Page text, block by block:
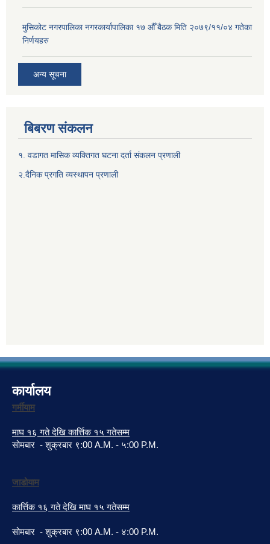
मुसिकोट नगरपालिका नगरकार्यापालिका १७ औँ बैठक मिति २०७९/११/०४ गतेका
निर्णयहरु
अन्य सूचना
बिबरण संकलन
१. वडागत मासिक व्यक्तिगत घटना दर्ता संकलन प्रणाली
२.दैनिक प्रगति व्यस्थापन प्रणाली
कार्यालय
गर्मीयाम
माघ १६ गते देखि कार्त्तिक १५ गतेसम्म
सोमबार - शुक्रबार ९:00 A.M. - ५:00 P.M.
जाडोयाम
कार्त्तिक १६ गते देखि माघ १५ गतेसम्म
सोमबार - शुक्रबार ९:00 A.M. - ४:00 P.M.